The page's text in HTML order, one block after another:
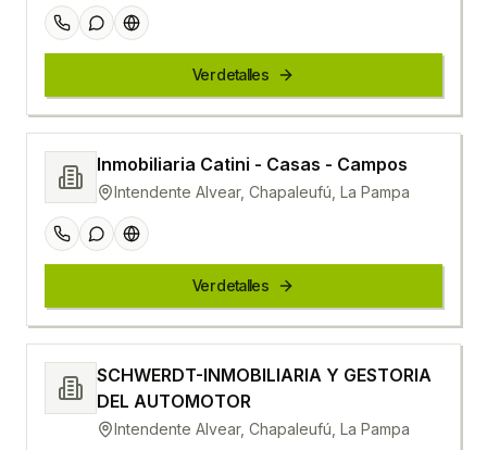
Ver detalles
Inmobiliaria Catini - Casas - Campos
Intendente Alvear, Chapaleufú, La Pampa
Ver detalles
SCHWERDT-INMOBILIARIA Y GESTORIA
DEL AUTOMOTOR
Intendente Alvear, Chapaleufú, La Pampa